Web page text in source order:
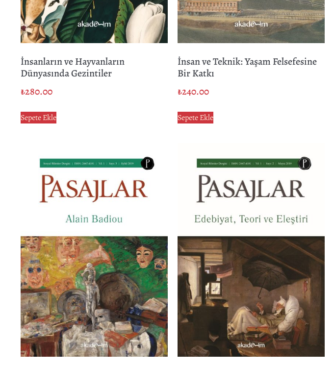
İnsanların ve Hayvanların
Dünyasında Gezintiler
₺280.00
Sepete Ekle
İnsan ve Teknik: Yaşam Felsefesine
Bir Katkı
₺240.00
Sepete Ekle